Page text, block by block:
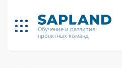
Обучение и развитие
проектных команд